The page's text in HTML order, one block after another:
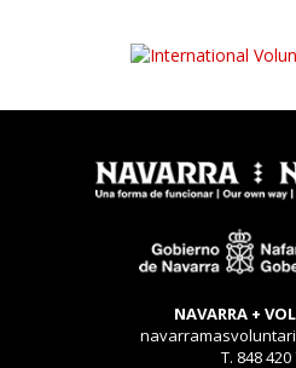
NAVARRA +
T. 848 420